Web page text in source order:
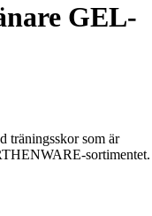
GEL-
träningsskor som är
sortimentet.